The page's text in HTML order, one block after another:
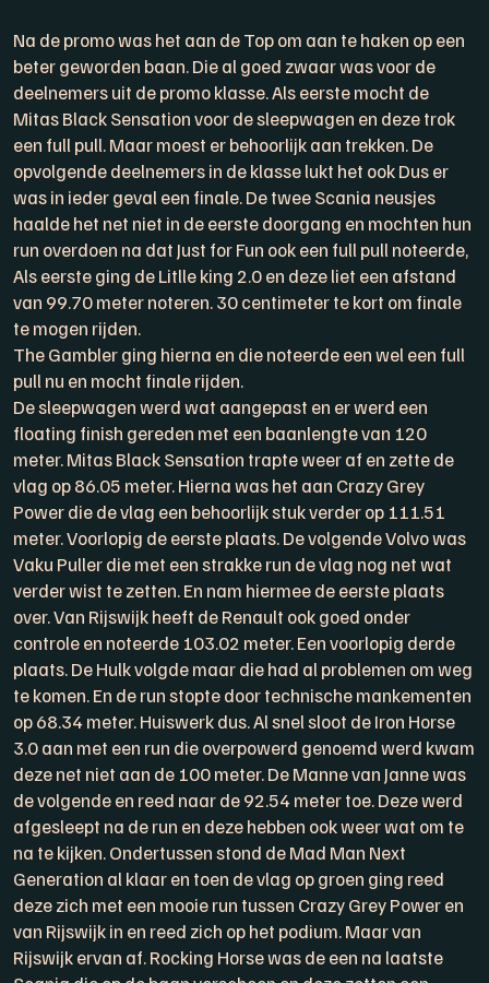
Na de promo was het aan de Top om aan te haken op een
beter geworden baan. Die al goed zwaar was voor de
deelnemers uit de promo klasse. Als eerste mocht de
Mitas Black Sensation voor de sleepwagen en deze trok
een full pull. Maar moest er behoorlijk aan trekken. De
opvolgende deelnemers in de klasse lukt het ook Dus er
was in ieder geval een finale. De twee Scania neusjes
haalde het net niet in de eerste doorgang en mochten hun
run overdoen na dat Just for Fun ook een full pull noteerde,
Als eerste ging de Litlle king 2.0 en deze liet een afstand
van 99.70 meter noteren. 30 centimeter te kort om finale
te mogen rijden.
The Gambler ging hierna en die noteerde een wel een full
pull nu en mocht finale rijden.
De sleepwagen werd wat aangepast en er werd een
floating finish gereden met een baanlengte van 120
meter. Mitas Black Sensation trapte weer af en zette de
vlag op 86.05 meter. Hierna was het aan Crazy Grey
Power die de vlag een behoorlijk stuk verder op 111.51
meter. Voorlopig de eerste plaats. De volgende Volvo was
Vaku Puller die met een strakke run de vlag nog net wat
verder wist te zetten. En nam hiermee de eerste plaats
over. Van Rijswijk heeft de Renault ook goed onder
controle en noteerde 103.02 meter. Een voorlopig derde
plaats. De Hulk volgde maar die had al problemen om weg
te komen. En de run stopte door technische mankementen
op 68.34 meter. Huiswerk dus. Al snel sloot de Iron Horse
3.0 aan met een run die overpowerd genoemd werd kwam
deze net niet aan de 100 meter. De Manne van Janne was
de volgende en reed naar de 92.54 meter toe. Deze werd
afgesleept na de run en deze hebben ook weer wat om te
na te kijken. Ondertussen stond de Mad Man Next
Generation al klaar en toen de vlag op groen ging reed
deze zich met een mooie run tussen Crazy Grey Power en
van Rijswijk in en reed zich op het podium. Maar van
Rijswijk ervan af. Rocking Horse was de een na laatste